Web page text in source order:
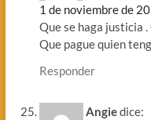
1 de noviembre de
Que se haga justicia
Que pague quien
Responder
Angiedice: